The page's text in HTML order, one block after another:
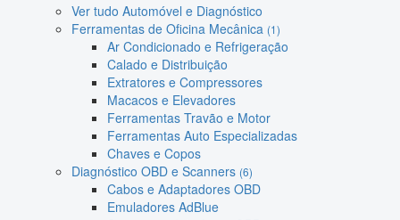
Ver tudo Automóvel e Diagnóstico
Ferramentas de Oficina Mecânica (1)
Ar Condicionado e Refrigeração
Calado e Distribuição
Extratores e Compressores
Macacos e Elevadores
Ferramentas Travão e Motor
Ferramentas Auto Especializadas
Chaves e Copos
Diagnóstico OBD e Scanners (6)
Cabos e Adaptadores OBD
Emuladores AdBlue